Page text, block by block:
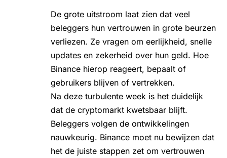
De grote uitstroom laat zien dat veel
beleggers hun vertrouwen in grote beurzen
verliezen. Ze vragen om eerlijkheid, snelle
updates en zekerheid over hun geld. Hoe
Binance hierop reageert, bepaalt of
gebruikers blijven of vertrekken.
Na deze turbulente week is het duidelijk
dat de cryptomarkt kwetsbaar blijft.
Beleggers volgen de ontwikkelingen
nauwkeurig. Binance moet nu bewijzen dat
het de juiste stappen zet om vertrouwen